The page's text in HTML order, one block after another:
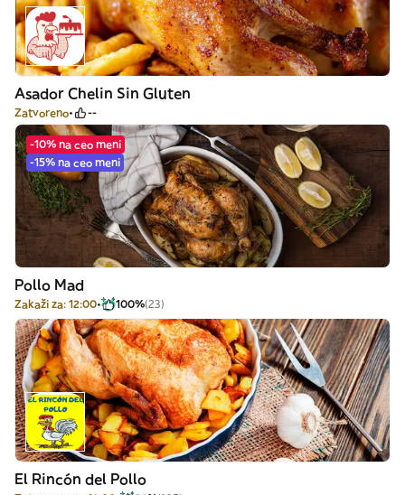
Asador Chelin Sin Gluten
Zatvoreno --
-10% na ceo meni
-15% na ceo meni
Pollo Mad
Zakaži za: 12:00 100%(23)
El Rincón del Pollo